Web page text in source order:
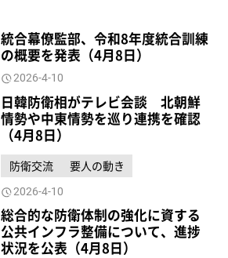
統合幕僚監部、令和8年度統合訓練
の概要を発表（4月8日）
2026-4-10
日韓防衛相がテレビ会談 北朝鮮
情勢や中東情勢を巡り連携を確認
（4月8日）
防衛交流 要人の動き
2026-4-10
総合的な防衛体制の強化に資する
公共インフラ整備について、進捗
状況を公表（4月8日）